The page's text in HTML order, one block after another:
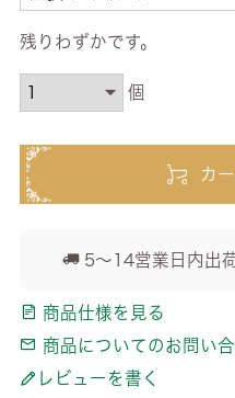
残りわずかです。
カ
5～14営業日内出
商品仕様を見る
商品についてのお問い
レビューを書く